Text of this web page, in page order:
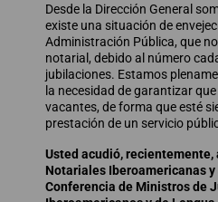
Desde la Dirección General
existe una situación de
Administración Pública, que
notarial, debido al número
jubilaciones. Estamos
la necesidad de garantizar
vacantes, de forma que esté
prestación de un servicio
Usted acudió, recientemente,
Notariales Iberoamericanas
Conferencia de Ministros de